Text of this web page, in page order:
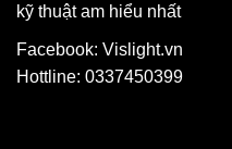
kỹ thuật am hiểu nhất
Facebook: Vislight.vn
Hottline: 0337450399